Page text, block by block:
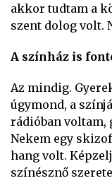
akkor tudtam a
szent dolog volt.
A színház is
Az mindig.
úgymond, a
rádióban voltam,
Nekem egy
hang volt.
színésznő